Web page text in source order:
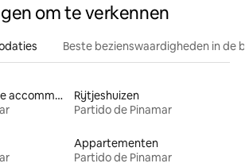
om te verkennen
Beste bezienswaardigheden in de
Gezinsvriendelijke accommodaties
Rijtjeshuizen
Partido de Pinamar
Appartementen
Partido de Pinamar